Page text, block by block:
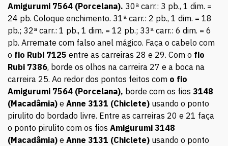
Amigurumi 7564 (Porcelana). 30ª carr.: 3 pb., 1 dim. =
24 pb. Coloque enchimento. 31ª carr.: 2 pb., 1 dim. = 18
pb.; 32ª carr.: 1 pb., 1 dim. = 12 pb.; 33ª carr.: 6 dim. = 6
pb. Arremate com falso anel mágico. Faça o cabelo com
o fio Rubi 7125 entre as carreiras 28 e 29. Com o fio
Rubi 7386, borde os olhos na carreira 27 e a boca na
carreira 25. Ao redor dos pontos feitos com o fio
Amigurumi 7564 (Porcelana), borde com os fios 3148
(Macadâmia) e Anne 3131 (Chiclete) usando o ponto
pirulito do bordado livre. Entre as carreiras 20 e 21 faça
o ponto pirulito com os fios Amigurumi 3148
(Macadâmia) e Anne 3131 (Chiclete) usando o ponto